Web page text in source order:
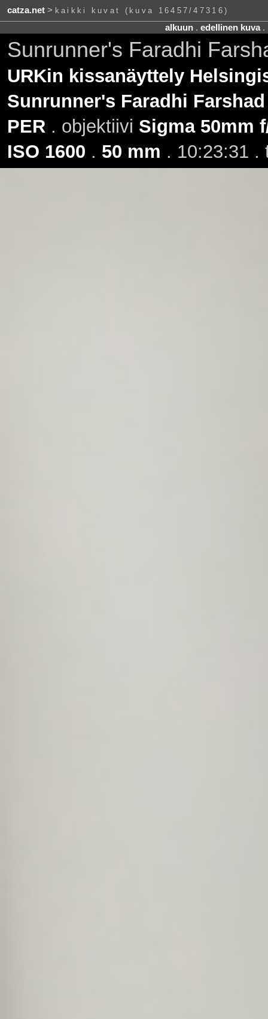
catza.net> kaikki kuvat (kuva 16457/47316)
alkuun. edellinen kuva.
Sunrunner's Faradhi
URKin kissanäyttely
Sunrunner's Faradhi Farshad
PER . objektiivi Sigma 50mm
ISO 1600 . 50 mm . 10:23:31 .